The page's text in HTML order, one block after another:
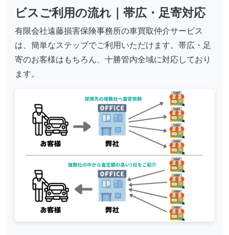
ビスご利用の流れ｜帯広・足寄対応
有限会社遠藤損害保険事務所の車買取仲介サービス
は、簡単なステップでご利用いただけます。帯広・足
寄のお客様はもちろん、十勝管内全域に対応しており
ます。